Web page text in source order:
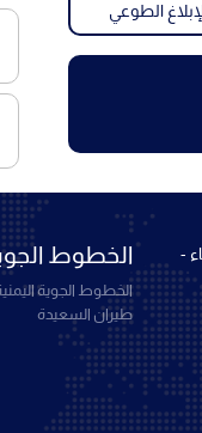
الطوعي
-
الخطوط
الخطوط الجوية
طيران السعيدة